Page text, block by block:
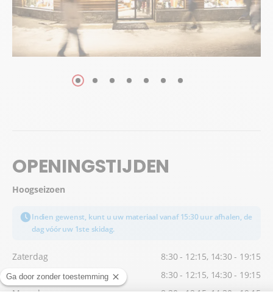
OPENINGSTIJDEN
Hoogseizoen
Indien gewenst, kunt u uw materiaal vanaf 15:30 uur afhalen, de
dag vóór uw 1ste skidag.
Zaterdag
8:30 - 12:15, 14:30 - 19:15
Zondag
8:30 - 12:15, 14:30 - 19:15
Maandag
8:30 - 12:15, 14:30 - 19:15